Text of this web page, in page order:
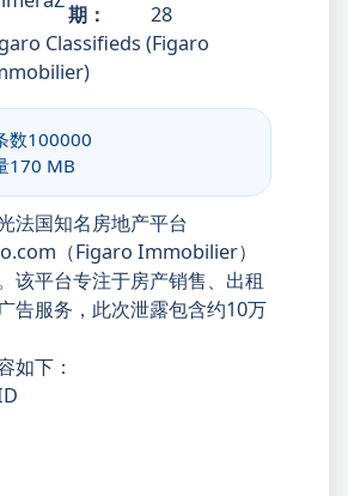
期：
28
Classifieds (Figaro
数100000
170 MB
法国知名房地产平台
（Figaro Immobilier）
该平台专注于房产销售、出租
告服务，此次泄露包含约10万
如下：